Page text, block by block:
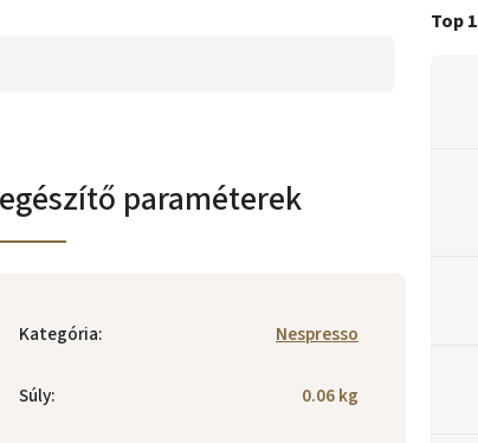
Top
paraméterek
Kategória: Nespresso
Súly: 0.06 kg